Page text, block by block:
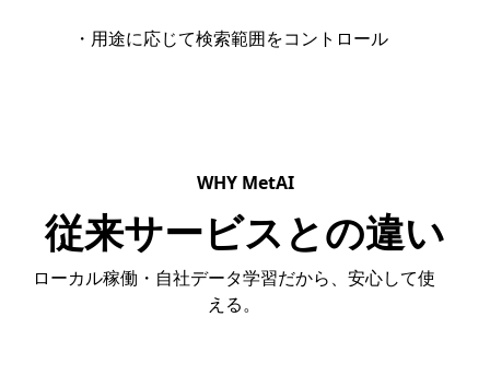
・用途に応じて検索範囲をコントロール
WHY MetAI
従来サービスとの違い
ローカル稼働・自社データ学習だから、安心して使
える。